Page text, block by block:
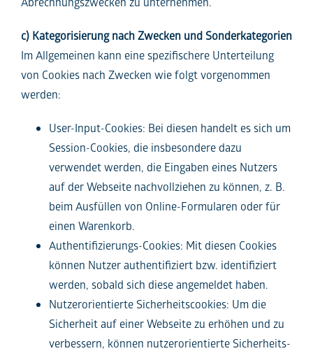
c) Kategorisierung nach Zwecken und Sonderkategorien
Im Allgemeinen kann eine spezifischere Unterteilung
von Cookies nach Zwecken wie folgt vorgenommen
werden:
User-Input-Cookies: Bei diesen handelt es sich um
Session-Cookies, die insbesondere dazu
verwendet werden, die Eingaben eines Nutzers
auf der Webseite nachvollziehen zu können, z. B.
beim Ausfüllen von Online-Formularen oder für
einen Warenkorb.
Authentifizierungs-Cookies: Mit diesen Cookies
können Nutzer authentifiziert bzw. identifiziert
werden, sobald sich diese angemeldet haben.
Nutzerorientierte Sicherheitscookies: Um die
Sicherheit auf einer Webseite zu erhöhen und zu
verbessern, können nutzerorientierte Sicherheits-